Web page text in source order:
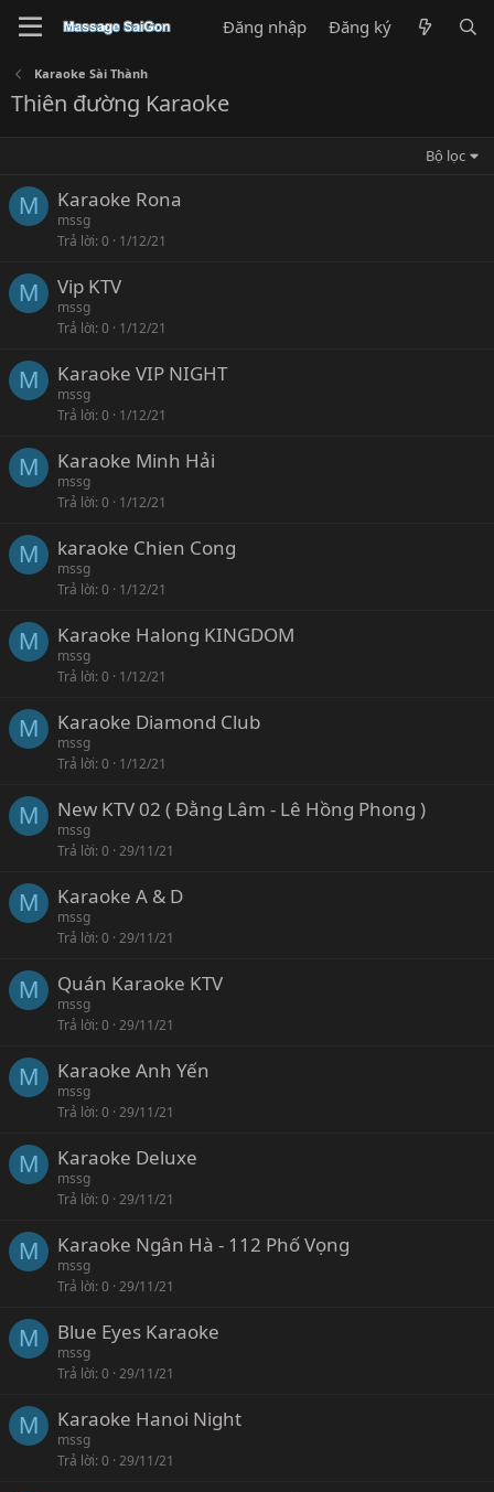
Đăng nhập Đăng ký
Karaoke Sài Thành
Thiên đường Karaoke
Bộ lọc
M Karaoke Rona
mssg
Trả lời 0 1/12/21
M Vip KTV
mssg
Trả lời 0 1/12/21
M Karaoke VIP NIGHT
mssg
Trả lời 0 1/12/21
M Karaoke Minh Hải
mssg
Trả lời 0 1/12/21
M karaoke Chien Cong
mssg
Trả lời 0 1/12/21
M Karaoke Halong KINGDOM
mssg
Trả lời 0 1/12/21
M Karaoke Diamond Club
mssg
Trả lời 0 1/12/21
M New KTV 02 ( Đằng Lâm - Lê Hồng Phong )
mssg
Trả lời 0 29/11/21
M Karaoke A & D
mssg
Trả lời 0 29/11/21
M Quán Karaoke KTV
mssg
Trả lời 0 29/11/21
M Karaoke Anh Yến
mssg
Trả lời 0 29/11/21
M Karaoke Deluxe
mssg
Trả lời 0 29/11/21
M Karaoke Ngân Hà - 112 Phố Vọng
mssg
Trả lời 0 29/11/21
M Blue Eyes Karaoke
mssg
Trả lời 0 29/11/21
M Karaoke Hanoi Night
mssg
Trả lời 0 29/11/21